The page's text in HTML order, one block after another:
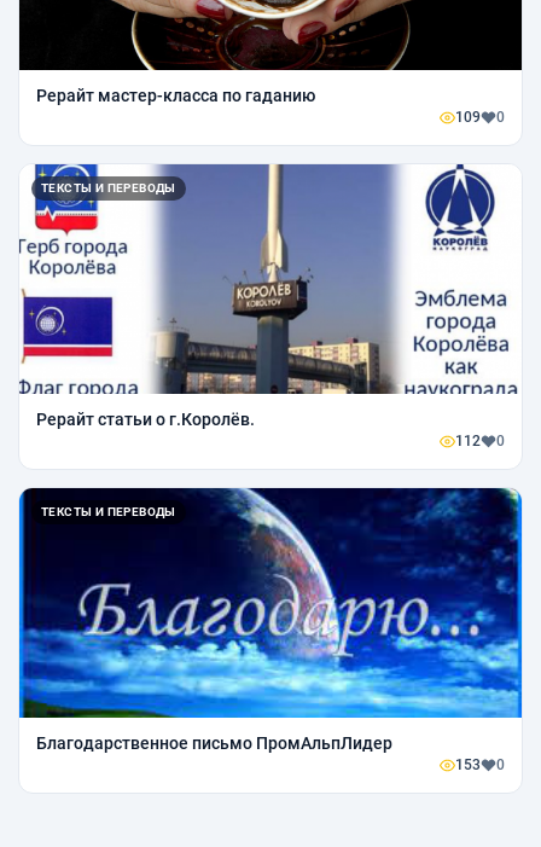
Рерайт мастер-класса по гаданию
109 0
ТЕКСТЫ И ПЕРЕВОДЫ
Рерайт статьи о г.Королёв.
112 0
ТЕКСТЫ И ПЕРЕВОДЫ
Благодарственное письмо ПромАльпЛидер
153 0